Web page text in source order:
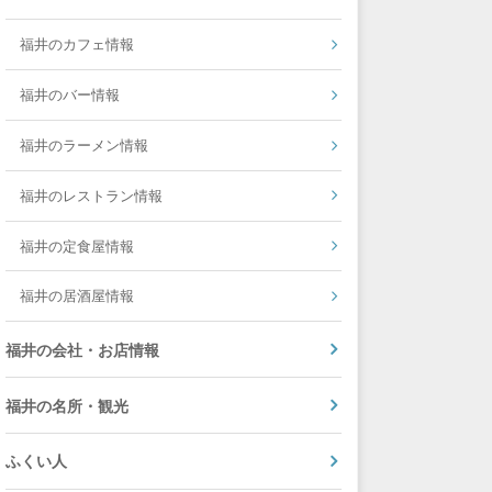
福井のカフェ情報
福井のバー情報
福井のラーメン情報
福井のレストラン情報
福井の定食屋情報
福井の居酒屋情報
福井の会社・お店情報
福井の名所・観光
ふくい人